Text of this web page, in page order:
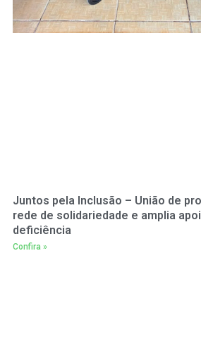
Juntos pela Inclusão – União de
rede de solidariedade e amplia
deficiência
Confira »